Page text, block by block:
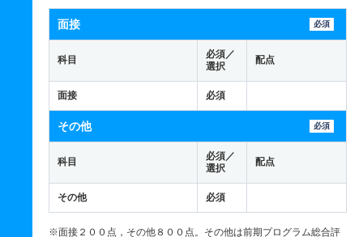
面接 必須
科目
必須／
選択
配点
面接 必須
その他 必須
科目
必須／
選択
配点
その他 必須
※面接２００点，その他８００点。その他は前期プログラム総合評